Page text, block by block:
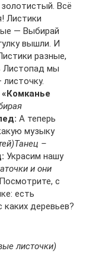
Всё
Листики
— Выбирай
вышли. И
разные,
Листопад мы
А теперь
музыку
Танец –
Украсим нашу
и они
Посмотрите, с
есть
деревьев?
листочки)